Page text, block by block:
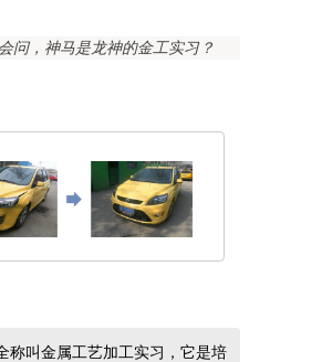
问，神马是龙神的金工实习？
称叫金属工艺加工实习，它是培